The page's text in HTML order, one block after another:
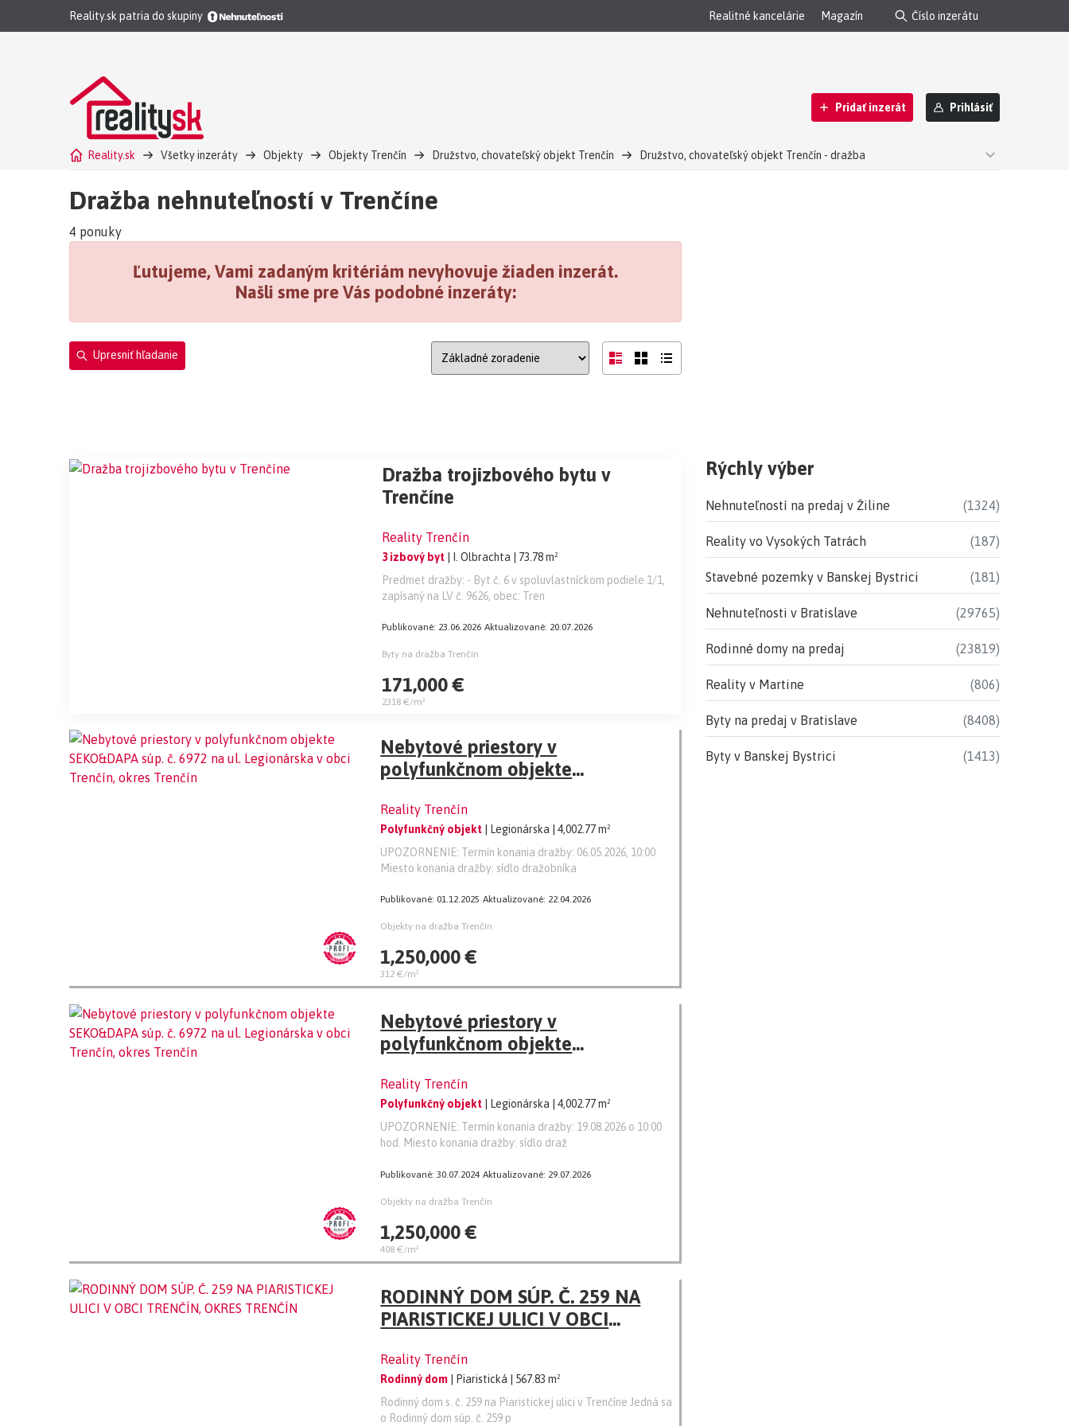
Reality.sk patria do skupiny Realitné kancelárie Magazín
Pridať inzerát Prihlásiť
Reality.sk Všetky inzeráty Objekty Objekty Trenčín Družstvo, chovateľský objekt Trenčín Družstvo, chovateľský objekt Trenčín - dražba
Dražba nehnuteľností v Trenčíne
4 ponuky
Ľutujeme, Vami zadaným kritériám nevyhovuje žiaden inzerát.
Našli sme pre Vás podobné inzeráty:
Upresniť hľadanie
Dražba trojizbového bytu v
Trenčíne
Reality Trenčín
3 izbový byt | I. Olbrachta
| 73.78 m²
Predmet dražby: - Byt č. 6 v spoluvlastníckom podiele 1/1,
zapísaný na LV č. 9626, obec: Tren
Publikované: 23.06.2026 Aktualizované: 20.07.2026
Byty na dražba Trenčín
171,000 €
2318 €/m²
Nebytové priestory v
polyfunkčnom objekte
Legionárska v obci Trenčín, okres
Trenčín
Reality Trenčín
Polyfunkčný objekt | Legionárska
| 4,002.77 m²
UPOZORNENIE: Termín konania dražby: 06.05.2026, 10:00
Miesto konania dražby: sídlo dražobníka
Publikované: 01.12.2025 Aktualizované: 22.04.2026
Objekty na dražba Trenčín
1,250,000 €
312 €/m²
Nebytové priestory v
polyfunkčnom objekte
Legionárska v obci Trenčín, okres
Trenčín
Reality Trenčín
Polyfunkčný objekt | Legionárska
| 4,002.77 m²
UPOZORNENIE: Termín konania dražby: 19.08.2026 o 10:00
hod. Miesto konania dražby: sídlo draž
Publikované: 30.07.2024 Aktualizované: 29.07.2026
Objekty na dražba Trenčín
1,250,000 €
408 €/m²
RODINNÝ DOM SÚP. Č. 259 NA
PIARISTICKEJ ULICI V OBCI
Reality Trenčín
Rodinný dom | Piaristická
| 567.83 m²
Rodinný dom s. č. 259 na Piaristickej ulici v Trenčíne Jedná sa
o Rodinný dom súp. č. 259 p
Rýchly výber
Nehnuteľností na predaj v Žiline (1324)
Reality vo Vysokých Tatrách (187)
Stavebné pozemky v Banskej Bystrici (181)
Nehnuteľnosti v Bratislave (29765)
Rodinné domy na predaj (23819)
Reality v Martine (806)
Byty na predaj v Bratislave (8408)
Byty v Banskej Bystrici (1413)